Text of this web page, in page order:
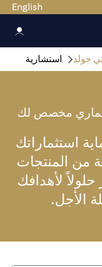
English
جولد استشارية
مخصص لك
استثماراتك
من المنتجات
لأهدافك
الأجل.